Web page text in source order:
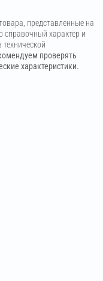
представленные на
справочный характер и
проверять
характеристики.